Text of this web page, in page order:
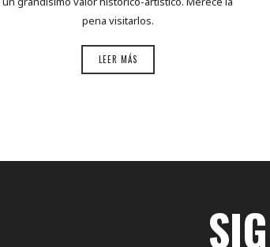
pena visitarlos.
LEER MÁS